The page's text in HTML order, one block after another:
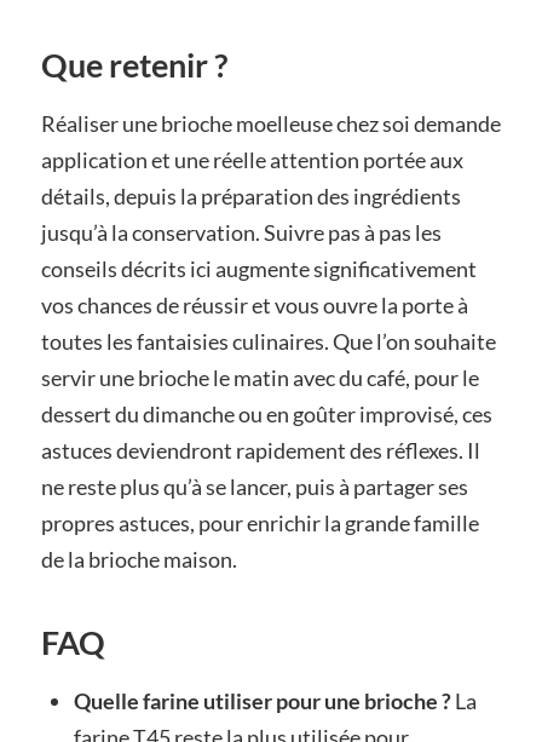
Que retenir ?
Réaliser une brioche moelleuse chez soi demande
application et une réelle attention portée aux
détails, depuis la préparation des ingrédients
jusqu’à la conservation. Suivre pas à pas les
conseils décrits ici augmente significativement
vos chances de réussir et vous ouvre la porte à
toutes les fantaisies culinaires. Que l’on souhaite
servir une brioche le matin avec du café, pour le
dessert du dimanche ou en goûter improvisé, ces
astuces deviendront rapidement des réflexes. Il
ne reste plus qu’à se lancer, puis à partager ses
propres astuces, pour enrichir la grande famille
de la brioche maison.
FAQ
Quelle farine utiliser pour une brioche ?La